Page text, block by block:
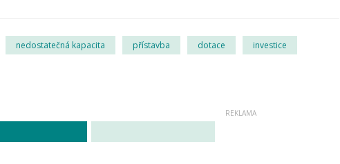
nedostatečná kapacita přístavba dotace investice